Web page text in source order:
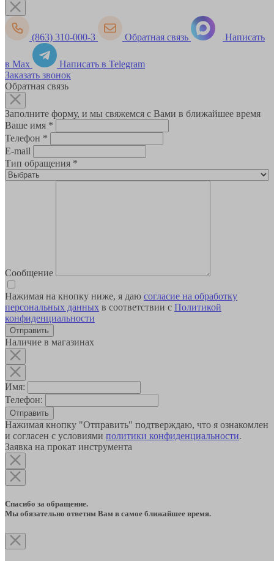
(863) 310-000-3 Обратная связь Написать
в Max
Написать в Telegram
Заказать звонок
Обратная связь
Заполните форму, и мы свяжемся с Вами в ближайшее время
Ваше имя *
Телефон *
E-mail
Тип обращения *
Сообщение
Нажимая на кнопку ниже, я даю согласие на обработку
персональных данных в соответствии с Политикой
конфиденциальности
Наличие в магазинах
Имя:
Телефон:
Отправить
Нажимая кнопку "Отправить" подтверждаю, что я ознакомлен
и согласен с условиями политики конфиденциальности.
Заявка на прокат инструмента
Спасибо за обращение.
Мы обязательно ответим Вам в самое ближайшее время.